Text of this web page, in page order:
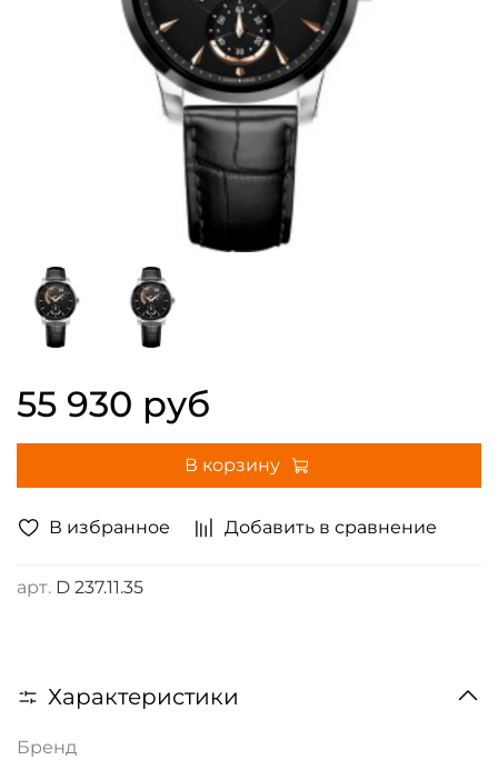
В избранное Добавить в сравнение
арт. D 237.11.35
55 930 руб
В корзину
Характеристики
Бренд